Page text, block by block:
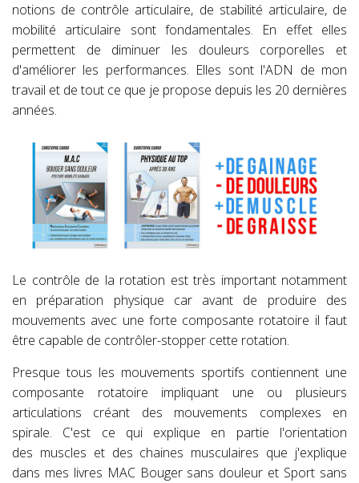
notions de contrôle articulaire, de stabilité articulaire, de
mobilité articulaire sont fondamentales. En effet elles
permettent de diminuer les douleurs corporelles et
d'améliorer les performances. Elles sont l'ADN de mon
travail et de tout ce que je propose depuis les 20 dernières
années.
Le contrôle de la rotation est très important notamment
en préparation physique car avant de produire des
mouvements avec une forte composante rotatoire il faut
être capable de contrôler-stopper cette rotation.
Presque tous les mouvements sportifs contiennent une
composante rotatoire impliquant une ou plusieurs
articulations créant des mouvements complexes en
spirale. C'est ce qui explique en partie l'orientation
des muscles et des chaines musculaires que j'explique
dans mes livres MAC Bouger sans douleur et Sport sans